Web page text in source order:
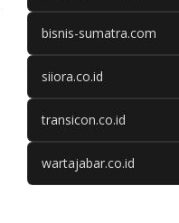
bisnis-sumatra.com
siiora.co.id
transicon.co.id
wartajabar.co.id